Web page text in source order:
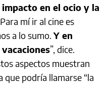
en el ocio y la
mí ir al cine es
a lo sumo.Y en
”, dice.
aspectos muestran
podría llamarse “la